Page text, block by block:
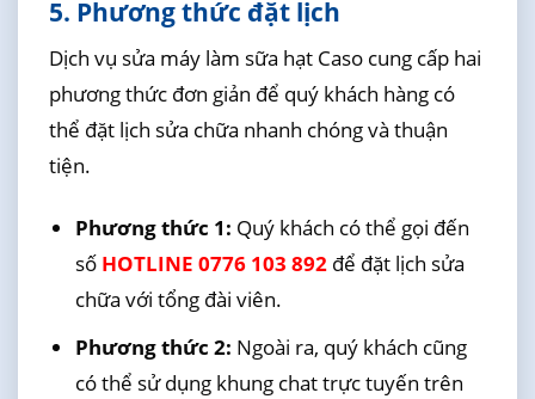
5. Phương thức đặt lịch
Dịch vụ sửa máy làm sữa hạt Caso cung cấp hai
phương thức đơn giản để quý khách hàng có
thể đặt lịch sửa chữa nhanh chóng và thuận
tiện.
Phương thức 1: Quý khách có thể gọi đến
số HOTLINE 0776 103 892để đặt lịch sửa
chữa với tổng đài viên.
Phương thức 2: Ngoài ra, quý khách cũng
có thể sử dụng khung chat trực tuyến trên